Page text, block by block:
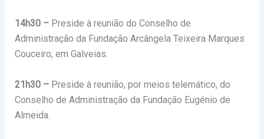
14h30 – Preside à reunião do Conselho de
Administração da Fundação Arcângela Teixeira Marques
Couceiro, em Galveias.
21h30 – Preside à reunião, por meios telemático, do
Conselho de Administração da Fundação Eugénio de
Almeida.